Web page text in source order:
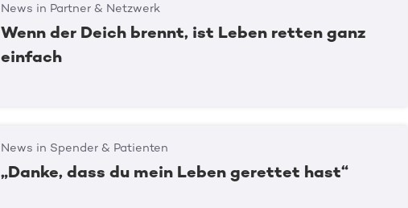
News in Partner & Netzwerk
Wenn der Deich brennt, ist Leben retten ganz
einfach
News in Spender & Patienten
„Danke, dass du mein Leben gerettet hast“